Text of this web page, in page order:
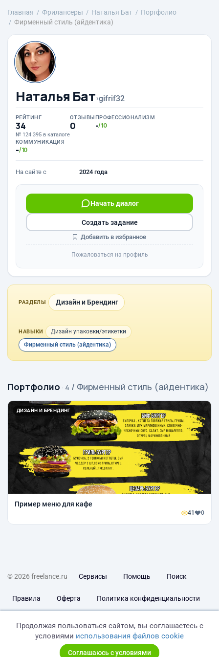
Главная Фрилансеры Наталья Бат
Портфолио
Фирменный стиль (айдентика)
Наталья Бат›gifrif32
РЕЙТИНГ
34
№ 124 395 в каталоге
ОТЗЫВЫ
0
ПРОФЕССИОНАЛИЗМ
-/10
КОММУНИКАЦИЯ
-/10
На сайте с 2024 года
Начать диалог
Создать задание
Добавить в избранное
Пожаловаться на профиль
РАЗДЕЛЫ Дизайн и Брендинг
НАВЫКИ
Дизайн упаковки/этикетки
Фирменный стиль (айдентика)
Портфолио · 4 / Фирменный стиль (айдентика)
ДИЗАЙН И БРЕНДИНГ
Пример меню для кафе
41 0
© 2026 freelance.ru Сервисы Помощь Поиск
Правила Оферта Политика конфиденциальности
Продолжая пользоваться сайтом, вы соглашаетесь с
условиями использования файлов cookie
Соглашаюсь с условиями